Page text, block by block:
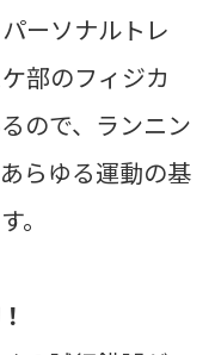
ーソナルトレ
部のフィジカ
ので、ランニン
らゆる運動の基
。